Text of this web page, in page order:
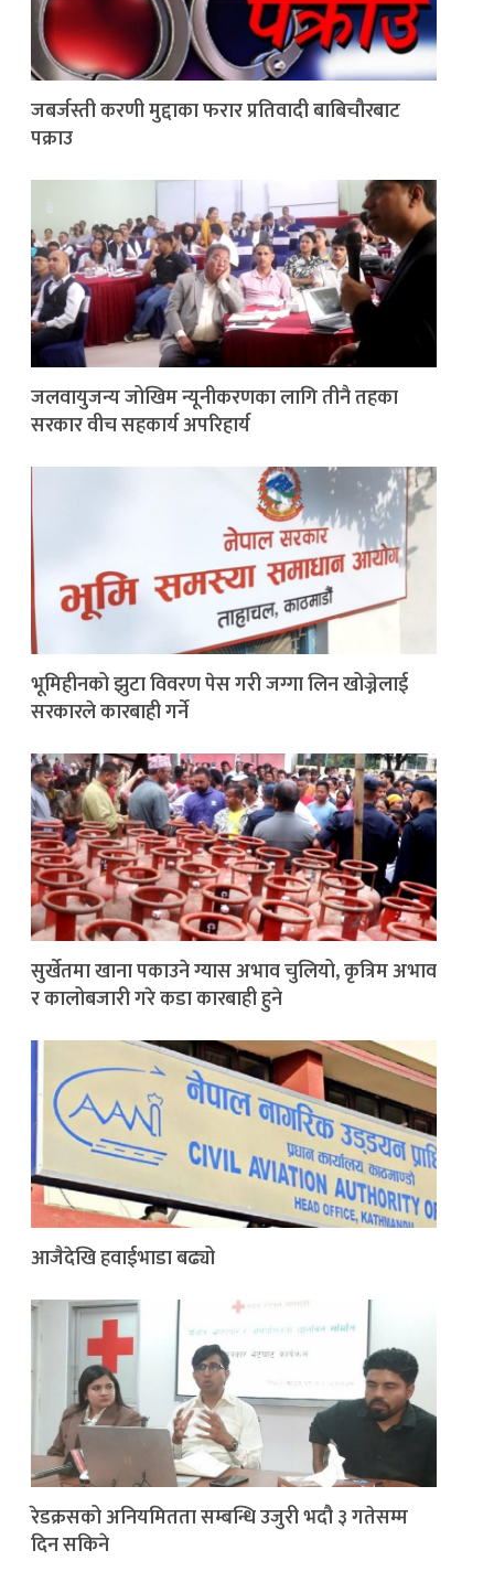
जबर्जस्ती करणी मुद्दाका फरार प्रतिवादी बाबिचौरबाट
पक्राउ
जलवायुजन्य जोखिम न्यूनीकरणका लागि तीनै तहका
सरकार वीच सहकार्य अपरिहार्य
भूमिहीनको झुटा विवरण पेस गरी जग्गा लिन खोज्नेलाई
सरकारले कारबाही गर्ने
सुर्खेतमा खाना पकाउने ग्यास अभाव चुलियो, कृत्रिम अभाव
र कालोबजारी गरे कडा कारबाही हुने
आजैदेखि हवाईभाडा बढ्यो
रेडक्रसको अनियमितता सम्बन्धि उजुरी भदौ ३ गतेसम्म
दिन सकिने